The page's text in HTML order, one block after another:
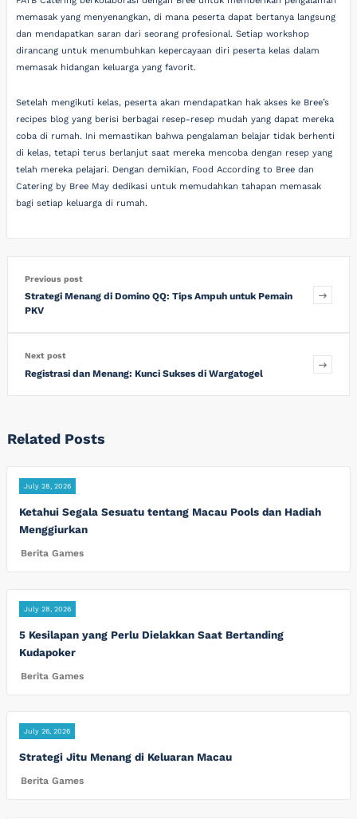
memasak yang menyenangkan, di mana peserta dapat bertanya langsung
dan mendapatkan saran dari seorang profesional. Setiap workshop
dirancang untuk menumbuhkan kepercayaan diri peserta kelas dalam
memasak hidangan keluarga yang favorit.
Setelah mengikuti kelas, peserta akan mendapatkan hak akses ke Bree’s
recipes blog yang berisi berbagai resep-resep mudah yang dapat mereka
coba di rumah. Ini memastikan bahwa pengalaman belajar tidak berhenti
di kelas, tetapi terus berlanjut saat mereka mencoba dengan resep yang
telah mereka pelajari. Dengan demikian, Food According to Bree dan
Catering by Bree May dedikasi untuk memudahkan tahapan memasak
bagi setiap keluarga di rumah.
Previous post
Strategi Menang di Domino QQ: Tips Ampuh untuk Pemain
PKV
Next post
Registrasi dan Menang: Kunci Sukses di Wargatogel
Related Posts
July 28, 2026
Ketahui Segala Sesuatu tentang Macau Pools dan Hadiah
Menggiurkan
Berita Games
July 28, 2026
5 Kesilapan yang Perlu Dielakkan Saat Bertanding
Kudapoker
Berita Games
July 26, 2026
Strategi Jitu Menang di Keluaran Macau
Berita Games